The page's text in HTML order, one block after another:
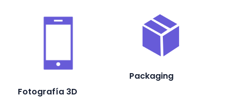
Fotografía 3D
Packaging